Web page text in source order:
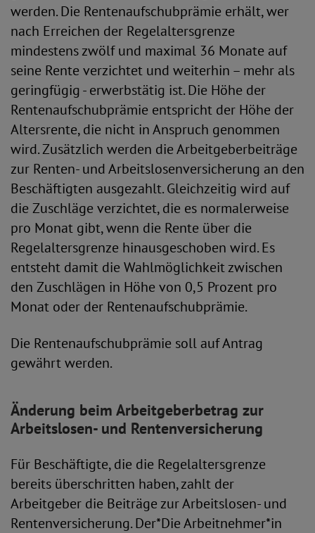
werden. Die Rentenaufschubprämie erhält, wer
nach Erreichen der Regelaltersgrenze
mindestens zwölf und maximal 36 Monate auf
seine Rente verzichtet und weiterhin – mehr als
geringfügig - erwerbstätig ist. Die Höhe der
Rentenaufschubprämie entspricht der Höhe der
Altersrente, die nicht in Anspruch genommen
wird. Zusätzlich werden die Arbeitgeberbeiträge
zur Renten- und Arbeitslosenversicherung an den
Beschäftigten ausgezahlt. Gleichzeitig wird auf
die Zuschläge verzichtet, die es normalerweise
pro Monat gibt, wenn die Rente über die
Regelaltersgrenze hinausgeschoben wird. Es
entsteht damit die Wahlmöglichkeit zwischen
den Zuschlägen in Höhe von 0,5 Prozent pro
Monat oder der Rentenaufschubprämie.
Die Rentenaufschubprämie soll auf Antrag
gewährt werden.
Änderung beim Arbeitgeberbetrag zur
Arbeitslosen- und Rentenversicherung
Für Beschäftigte, die die Regelaltersgrenze
bereits überschritten haben, zahlt der
Arbeitgeber die Beiträge zur Arbeitslosen- und
Rentenversicherung. Der*Die Arbeitnehmer*in